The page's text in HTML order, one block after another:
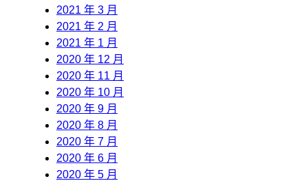
2021 年 3 月
2021 年 2 月
2021 年 1 月
2020 年 12 月
2020 年 11 月
2020 年 10 月
2020 年 9 月
2020 年 8 月
2020 年 7 月
2020 年 6 月
2020 年 5 月